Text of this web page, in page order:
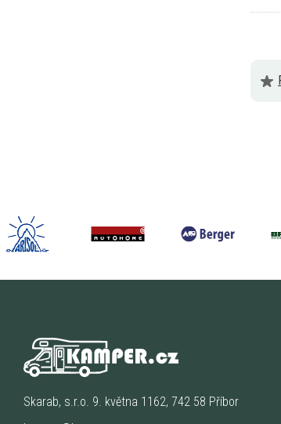
Skarab, s.r.o. 9. května 1162, 742 58 Příbor